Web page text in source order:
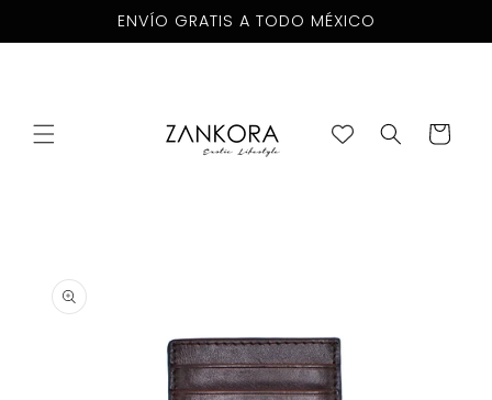
ENVÍO GRATIS A TODO MÉXICO
Cart
product
information